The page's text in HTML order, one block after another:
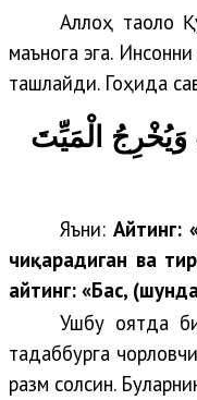
Аллоҳ таоло
маънога эга.
ташлайди. Гоҳида
الْمَيِّتَ
Яъни:Айтинг:
чиқарадиган ва
айтинг: «Бас,
Ушбу оятда
тадаббурга
разм солсин.